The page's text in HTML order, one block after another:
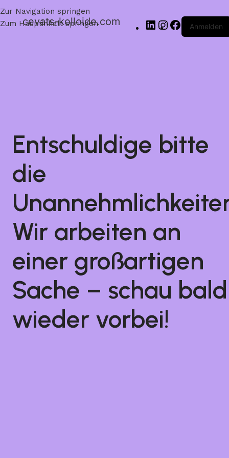
Zur Navigation springen
Zum Hauptinhalt springen
cevats-kolloide.com Anmelden
Entschuldige bitte
die
Wir arbeiten an
einer großartigen
Sache – schau bald
wieder vorbei!